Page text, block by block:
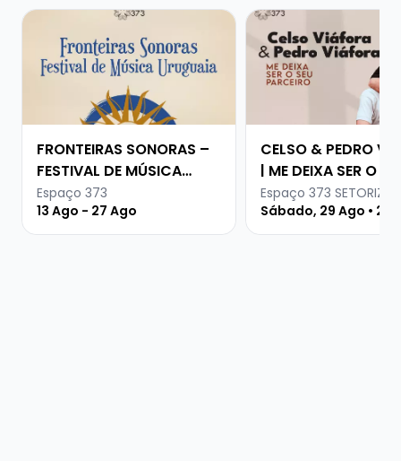
Veja mais sobre FRONTEIRAS SONORAS – FESTIVAL
FRONTEIRAS SONORAS –
FESTIVAL DE MÚSICA
URUGUAIA
Espaço 373
13 Ago - 27 Ago
Veja mais sobre
CELSO & PEDRO
| ME DEIXA SER O
PARCEIRO
Espaço 373
Sábado, 29 Ago • 21